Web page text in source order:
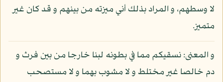
لا وسطهم، و المراد بذلك أني ميزته من بينهم و قد كان غير
متميز.
و المعنى: نسقيكم مما في بطونه لبنا خارجا من بين فرث و
دم خالصا غير مختلط و لا مشوب بهما و لا مستصحب